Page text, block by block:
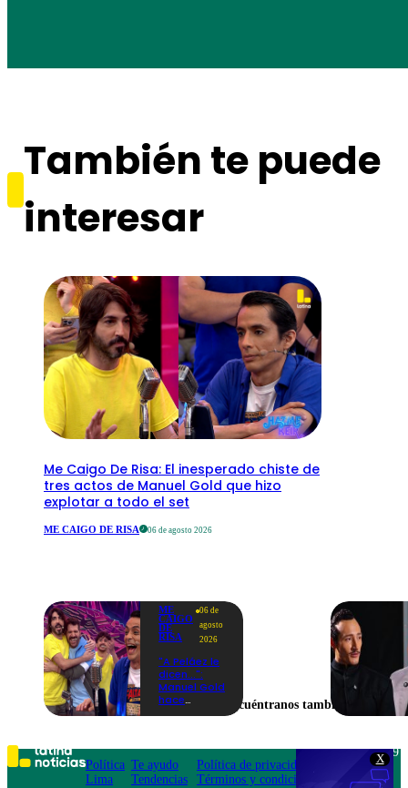
X
También te puede
interesar
Me Caigo De Risa: El inesperado chiste de
tres actos de Manuel Gold que hizo
explotar a todo el set
ME CAIGO DE RISA 06 de agosto 2026
ME
CAIGO
DE
RISA
06 de
agosto
2026
"A Peláez le
dicen...":
Manuel Gold
hace
de contar el
chiste
Encuéntranos también en
Política
Lima
Te ayudo
Tendencias
Política de privacidad
Términos y condiciones
Teléfono: 219
Av. San